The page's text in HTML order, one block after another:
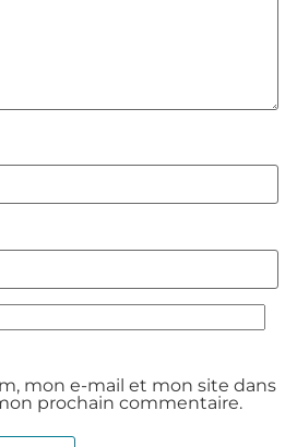
mon e-mail et mon site dans
prochain commentaire.